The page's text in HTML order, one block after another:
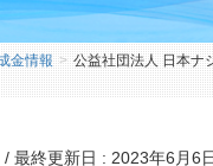
金情報 公益社団法人 日本ナ
/ 最終更新日 : 2023年6月6